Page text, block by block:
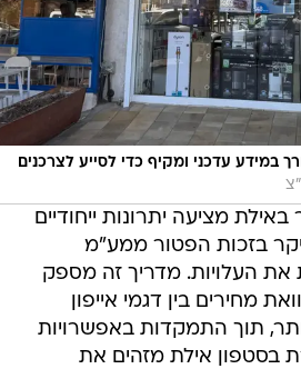
במידע עדכני ומקיף כדי לסייע לצרכנים
מציעה יתרונות ייחודיים
בזכות הפטור ממע"מ
העלויות. מדריך זה מספק
מחירים בין דגמי אייפון
תוך התמקדות באפשרויות
בסטפון אילת מזהים את